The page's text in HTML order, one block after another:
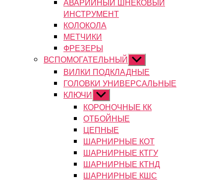
ИНСТРУМЕНТ
КОЛОКОЛА
МЕТЧИКИ
ФРЕЗЕРЫ
ВСПОМОГАТЕЛЬНЫЙ Показывать
подменю
ВИЛКИ ПОДКЛАДНЫЕ
ГОЛОВКИ УНИВЕРСАЛЬНЫЕ
КЛЮЧИ Показывать
подменю
КОРОНОЧНЫЕ КК
ОТБОЙНЫЕ
ЦЕПНЫЕ
ШАРНИРНЫЕ КОТ
ШАРНИРНЫЕ КТГУ
ШАРНИРНЫЕ КТНД
ШАРНИРНЫЕ КШС